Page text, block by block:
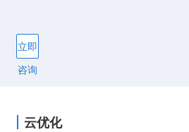
立即
咨询
云优化